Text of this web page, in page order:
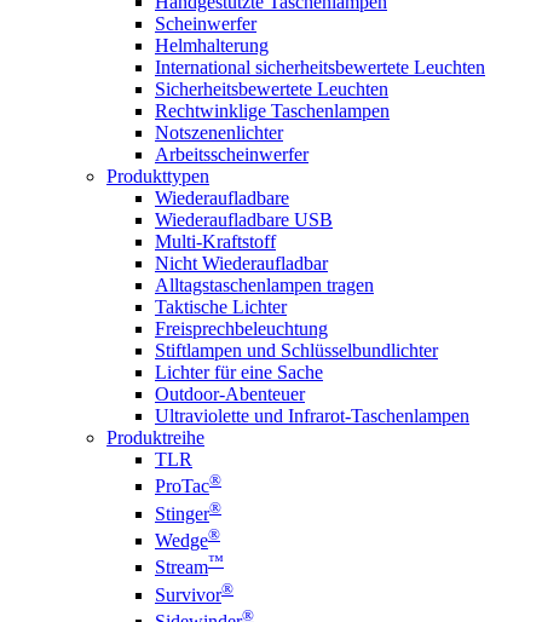
Scheinwerfer
Helmhalterung
International sicherheitsbewertete Leuchten
Sicherheitsbewertete Leuchten
Rechtwinklige Taschenlampen
Notszenenlichter
Arbeitsscheinwerfer
Produkttypen
Wiederaufladbare
Wiederaufladbare USB
Multi-Kraftstoff
Nicht Wiederaufladbar
Alltagstaschenlampen tragen
Taktische Lichter
Freisprechbeleuchtung
Stiftlampen und Schlüsselbundlichter
Lichter für eine Sache
Outdoor-Abenteuer
Ultraviolette und Infrarot-Taschenlampen
Produktreihe
TLR
ProTac®
Stinger®
Wedge®
Stream™
Survivor®
®